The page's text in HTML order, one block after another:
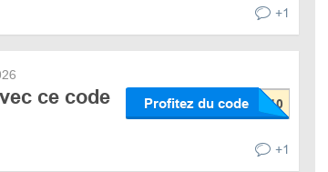
+1
ce code
Profitez du code
+1